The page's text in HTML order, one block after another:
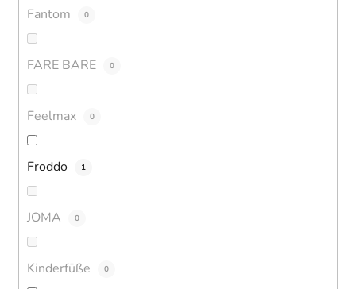
Fantom 0
FARE BARE 0
Feelmax 0
Froddo 1
JOMA 0
Kinderfüße 0